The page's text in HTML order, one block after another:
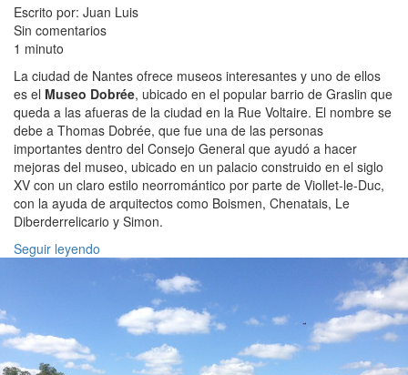
Escrito por: Juan Luis
Sin comentarios
1 minuto
La ciudad de Nantes ofrece museos interesantes y uno de ellos
es el Museo Dobrée, ubicado en el popular barrio de Graslin que
queda a las afueras de la ciudad en la Rue Voltaire. El nombre se
debe a Thomas Dobrée, que fue una de las personas
importantes dentro del Consejo General que ayudó a hacer
mejoras del museo, ubicado en un palacio construido en el siglo
XV con un claro estilo neorromántico por parte de Viollet-le-Duc,
con la ayuda de arquitectos como Boismen, Chenatais, Le
Diberderrelicario y Simon.
Seguir leyendo